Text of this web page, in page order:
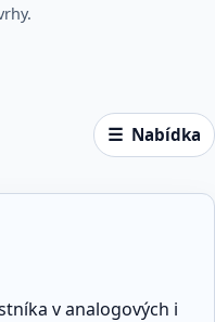
Nabídka
v analogových i